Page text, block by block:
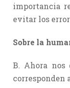
importancia
evitar los
Sobre la
B. Ahora nos
corresponden